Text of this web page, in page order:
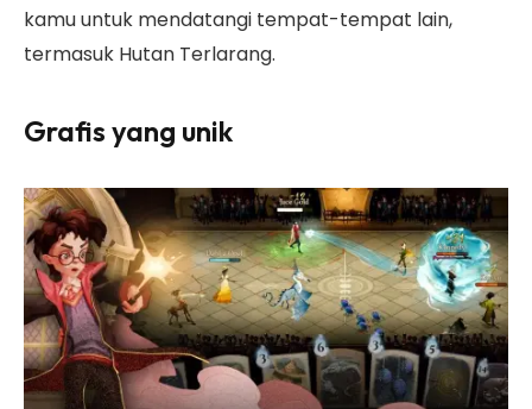
kamu untuk mendatangi tempat-tempat lain,
termasuk Hutan Terlarang.
Grafis yang unik